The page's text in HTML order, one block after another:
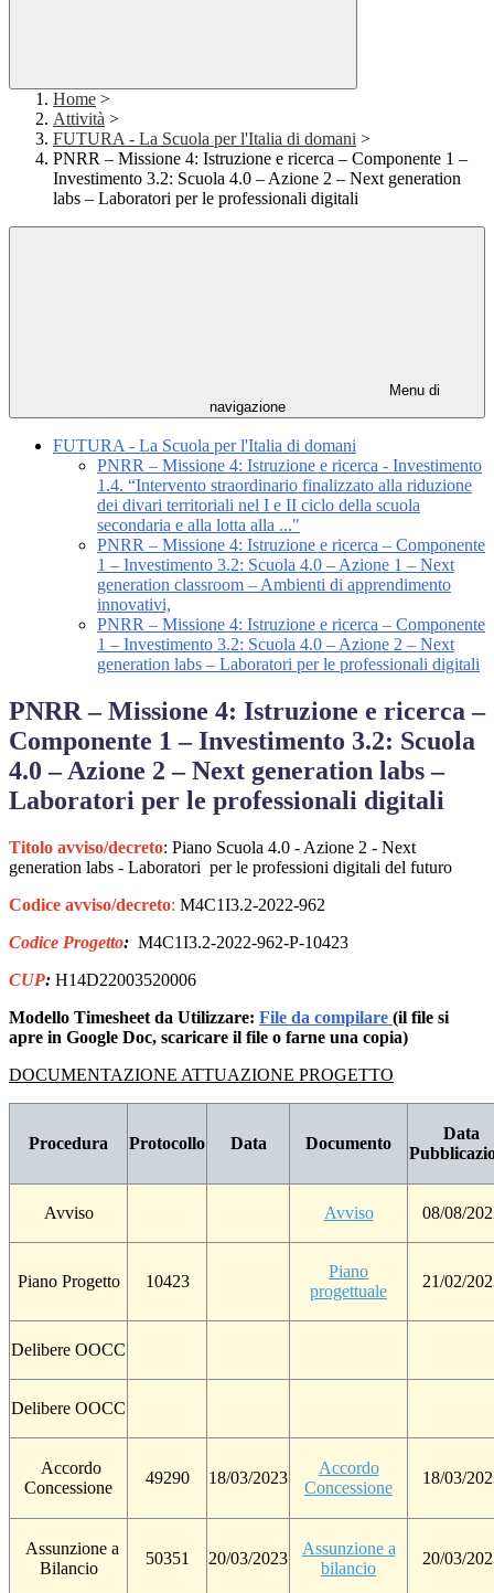
Home >
Attività >
FUTURA - La Scuola per l'Italia di domani >
PNRR – Missione 4: Istruzione e ricerca – Componente 1 –
Investimento 3.2: Scuola 4.0 – Azione 2 – Next generation
labs – Laboratori per le professionali digitali
Menu di
navigazione
FUTURA - La Scuola per l'Italia di domani
PNRR – Missione 4: Istruzione e ricerca - Investimento
1.4. “Intervento straordinario finalizzato alla riduzione
dei divari territoriali nel I e II ciclo della scuola
secondaria e alla lotta alla ..."
PNRR – Missione 4: Istruzione e ricerca – Componente
1 – Investimento 3.2: Scuola 4.0 – Azione 1 – Next
generation classroom – Ambienti di apprendimento
innovativi,
PNRR – Missione 4: Istruzione e ricerca – Componente
1 – Investimento 3.2: Scuola 4.0 – Azione 2 – Next
generation labs – Laboratori per le professionali digitali
PNRR – Missione 4: Istruzione e ricerca –
Componente 1 – Investimento 3.2: Scuola
4.0 – Azione 2 – Next generation labs –
Laboratori per le professionali digitali
Titolo avviso/decreto: Piano Scuola 4.0 - Azione 2 - Next
generation labs - Laboratori per le professioni digitali del futuro
Codice avviso/decreto: M4C1I3.2-2022-962
Codice Progetto: M4C1I3.2-2022-962-P-10423
CUP: H14D22003520006
Modello Timesheet da Utilizzare: File da compilare (il file si
apre in Google Doc, scaricare il file o farne una copia)
DOCUMENTAZIONE ATTUAZIONE PROGETTO
Procedura Protocollo Data Documento
Data
Avviso Avviso 08/08/
Piano Progetto 10423
Piano
progettuale
21/02/
Delibere OOCC
Delibere OOCC
Accordo
Concessione
49290 18/03/2023
Accordo
Concessione
18/03/
Assunzione a
Bilancio
50351 20/03/2023
Assunzione a
bilancio
20/03/